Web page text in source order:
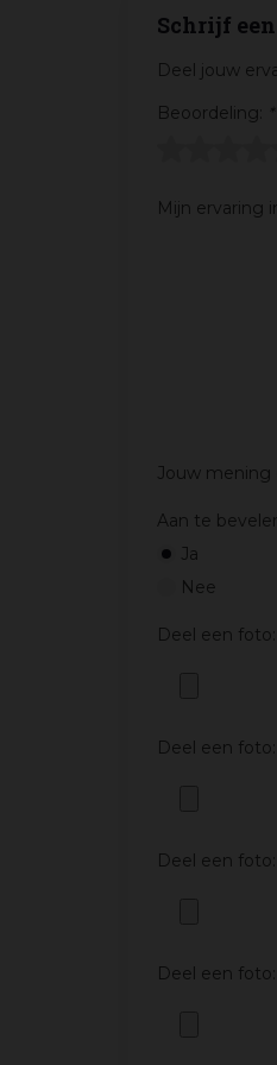
Schrijf
Deel jouw
Beoordeling:
*
Mijn ervaring
Jouw mening
Aan te
Ja
Nee
Deel een foto:
Deel een foto:
Deel een foto:
Deel een foto: